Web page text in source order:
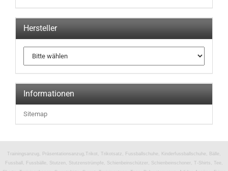
Hersteller
Informationen
Sitemap
Trainingsanzug, Präsentationsanzug,Trikot, Trikotsatz, Fussballschuhe, Kinderfussballschuhe, Bälle,
Fussball, Fussbälle, Stutzen, Stutzenstrümpfe, Schienbeinschützer, Schienbeinschoner, T-Shirts, Tee,